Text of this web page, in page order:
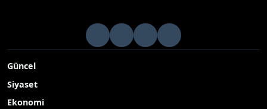
Güncel
Siyaset
Ekonomi